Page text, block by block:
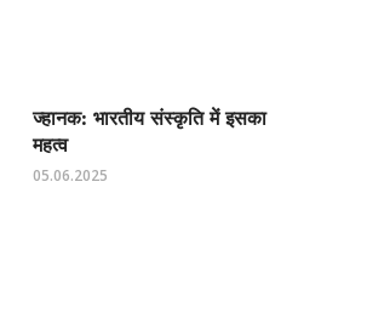
ज्हानक: भारतीय संस्कृति में इसका
महत्व
05.06.2025